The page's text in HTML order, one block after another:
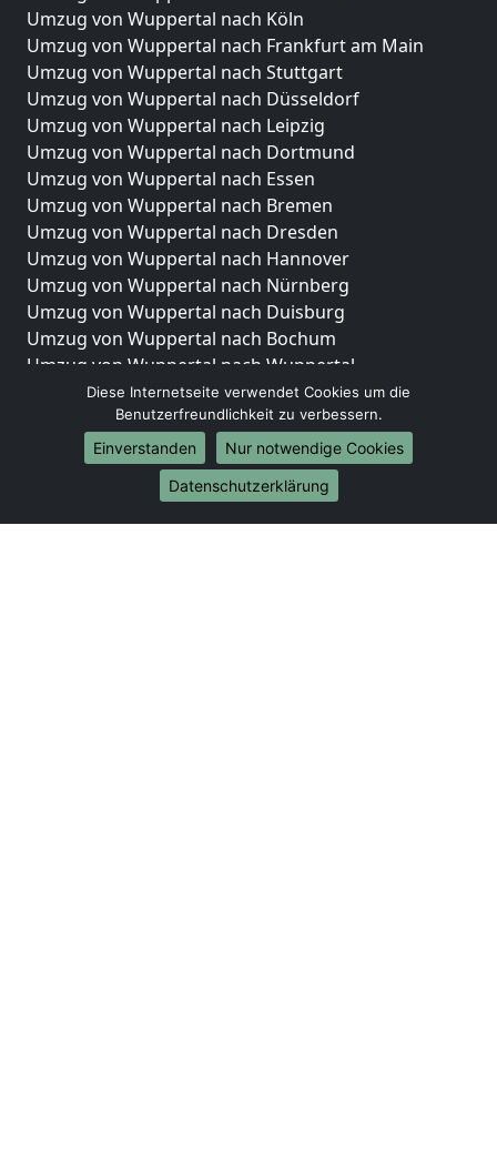
Umzug von Wuppertal nach Köln
Umzug von Wuppertal nach Frankfurt am Main
Umzug von Wuppertal nach Stuttgart
Umzug von Wuppertal nach Düsseldorf
Umzug von Wuppertal nach Leipzig
Umzug von Wuppertal nach Dortmund
Umzug von Wuppertal nach Essen
Umzug von Wuppertal nach Bremen
Umzug von Wuppertal nach Dresden
Umzug von Wuppertal nach Hannover
Umzug von Wuppertal nach Nürnberg
Umzug von Wuppertal nach Duisburg
Umzug von Wuppertal nach Bochum
Umzug von Wuppertal nach Wuppertal
Umzug von Wuppertal nach Bielefeld
Umzug von Wuppertal nach Bonn
Umzug von Wuppertal nach Münster
Internationale-Umzüge
Umzug von Wuppertal nach Brasilien
Diese Internetseite verwendet Cookies um die
Benutzerfreundlichkeit zu verbessern.
Einverstanden
Nur notwendige Cookies
Datenschutzerklärung